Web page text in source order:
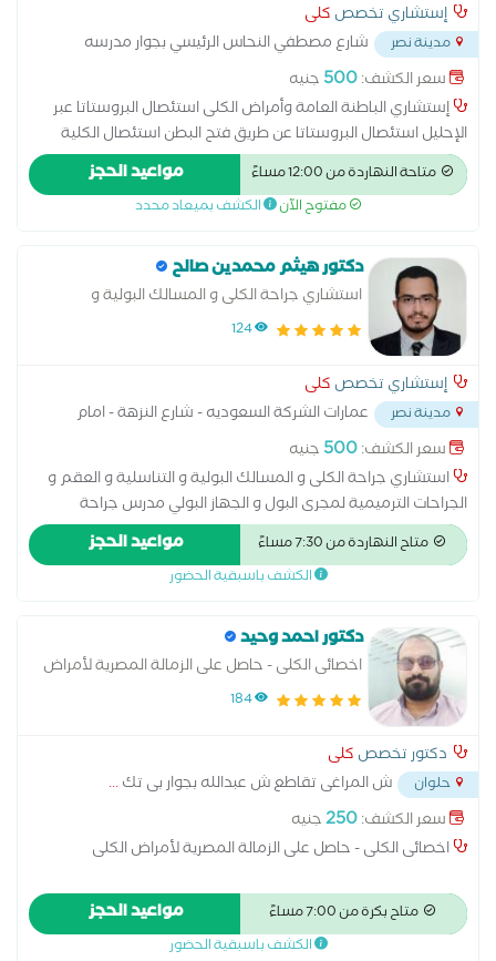
إستشاري تخصص كلى
مدينة نصر
شارع مصطفي النحاس الرئيسي بجوار مدرسه
المنهل...
سعر الكشف:500 جنيه
إستشاري الباطنة العامة وأمراض الكلى استئصال البروستاتا عبر
الإحليل استئصال البروستاتا عن طريق فتح البطن استئصال الكلية
الغسيل البريتوني تفتيت الحصوات علاج الاستسقاء عملية البروستاتا
بالليزر عملية دوالي الخصية عملية سلس البول غسيل الكلى قطع
متاحة النهاردة من 12:00 مساءً مواعيد الحجز
مفتوح الآن الكشف بميعاد محدد
دكتور هيثم محمدين صالح
استشاري جراحة الكلى و المسالك البولية و
التناسلية و العقم و الجراحات الترميمية لمجرى
124
إستشاري تخصص كلى
مدينة نصر
عمارات الشركة السعوديه - شارع النزهة - امام
دار الدفاع الجوي...
سعر الكشف:500 جنيه
استشاري جراحة الكلى و المسالك البولية و التناسلية و العقم و
الجراحات الترميمية لمجرى البول و الجهاز البولي مدرس جراحة
المسالك البوليه و التناسلية بكلية الطب جامعة عين شمس دكتوراه
جراحة المسالك البولية والتناسلية
متاح النهاردة من 7:30 مساءً مواعيد الحجز
الكشف باسبقية الحضور
دكتور احمد وحيد
اخصائى الكلى - حاصل على الزمالة المصرية لأمراض
الكلى
184
دكتور تخصص كلى
حلوان ش المراغى تقاطع ش عبدالله بجوار بى تك...
سعر الكشف:250جنيه
اخصائى الكلى - حاصل على الزمالة المصرية لأمراض الكلى
متاح بكرة من 7:00 مساءً مواعيد الحجز
الكشف باسبقية الحضور